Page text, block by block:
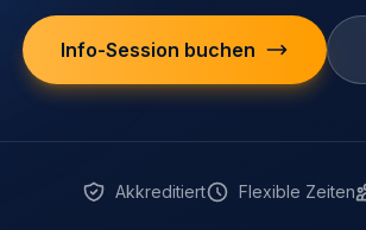
Info-Session buchen
Akkreditiert Flexible Zeiten